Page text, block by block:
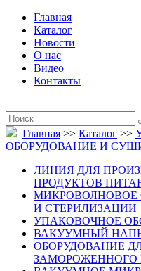
Главная
Каталог
Новости
О нас
Видео
Контакты
Главная >> Каталог >>
ОБОРУДОВАНИЕ И
ЛИНИЯ ДЛЯ
ПРОДУКТОВ
МИКРОВОЛНОВОЕ
И СТЕРИЛИЗАЦИИ
УПАКОВОЧНОЕ
ВАКУУМНЫЙ
ОБОРУДОВАНИЕ
ЗАМОРОЖЕННОГО